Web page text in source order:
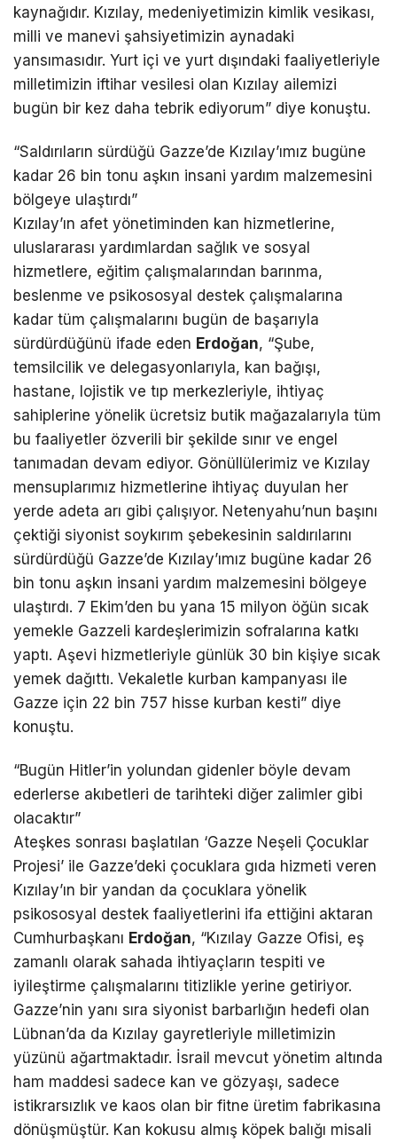
kaynağıdır. Kızılay, medeniyetimizin kimlik vesikası,
milli ve manevi şahsiyetimizin aynadaki
yansımasıdır. Yurt içi ve yurt dışındaki faaliyetleriyle
milletimizin iftihar vesilesi olan Kızılay ailemizi
bugün bir kez daha tebrik ediyorum” diye konuştu.
“Saldırıların sürdüğü Gazze’de Kızılay’ımız bugüne
kadar 26 bin tonu aşkın insani yardım malzemesini
bölgeye ulaştırdı”
Kızılay’ın afet yönetiminden kan hizmetlerine,
uluslararası yardımlardan sağlık ve sosyal
hizmetlere, eğitim çalışmalarından barınma,
beslenme ve psikososyal destek çalışmalarına
kadar tüm çalışmalarını bugün de başarıyla
sürdürdüğünü ifade eden Erdoğan, “Şube,
temsilcilik ve delegasyonlarıyla, kan bağışı,
hastane, lojistik ve tıp merkezleriyle, ihtiyaç
sahiplerine yönelik ücretsiz butik mağazalarıyla tüm
bu faaliyetler özverili bir şekilde sınır ve engel
tanımadan devam ediyor. Gönüllülerimiz ve Kızılay
mensuplarımız hizmetlerine ihtiyaç duyulan her
yerde adeta arı gibi çalışıyor. Netenyahu’nun başını
çektiği siyonist soykırım şebekesinin saldırılarını
sürdürdüğü Gazze’de Kızılay’ımız bugüne kadar 26
bin tonu aşkın insani yardım malzemesini bölgeye
ulaştırdı. 7 Ekim’den bu yana 15 milyon öğün sıcak
yemekle Gazzeli kardeşlerimizin sofralarına katkı
yaptı. Aşevi hizmetleriyle günlük 30 bin kişiye sıcak
yemek dağıttı. Vekaletle kurban kampanyası ile
Gazze için 22 bin 757 hisse kurban kesti” diye
konuştu.
“Bugün Hitler’in yolundan gidenler böyle devam
ederlerse akıbetleri de tarihteki diğer zalimler gibi
olacaktır”
Ateşkes sonrası başlatılan ‘Gazze Neşeli Çocuklar
Projesi’ ile Gazze’deki çocuklara gıda hizmeti veren
Kızılay’ın bir yandan da çocuklara yönelik
psikososyal destek faaliyetlerini ifa ettiğini aktaran
Cumhurbaşkanı Erdoğan, “Kızılay Gazze Ofisi, eş
zamanlı olarak sahada ihtiyaçların tespiti ve
iyileştirme çalışmalarını titizlikle yerine getiriyor.
Gazze’nin yanı sıra siyonist barbarlığın hedefi olan
Lübnan’da da Kızılay gayretleriyle milletimizin
yüzünü ağartmaktadır. İsrail mevcut yönetim altında
ham maddesi sadece kan ve gözyaşı, sadece
istikrarsızlık ve kaos olan bir fitne üretim fabrikasına
dönüşmüştür. Kan kokusu almış köpek balığı misali